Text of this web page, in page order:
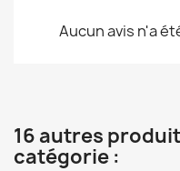
Aucun avis n'a
16 autres
catégorie :